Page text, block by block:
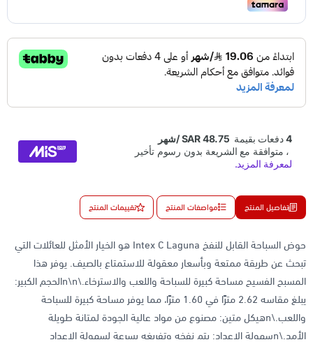
تفاصيل المنتج مواصفات المنتج تقييمات المنتج
حوض السباحة القابل للنفخ Intex C Laguna هو الخيار الأمثل للعائلات التي
تبحث عن طريقة ممتعة وبأسعار معقولة للاستمتاع بالصيف. يوفر هذا
المسبح الفسيح مساحة كبيرة للسباحة واللعب والاسترخاء.\n\nالحجم الكبير:
يبلغ مقاسه 2.62 مترًا في 1.60 مترًا، مما يوفر مساحة كبيرة للسباحة
واللعب.\nهيكل متين: مصنوع من مواد عالية الجودة لمتانة طويلة
الأمد.\nسهولة الإعداد: يتم نفخه وتفريغه بسرعة لسهولة الإعداد